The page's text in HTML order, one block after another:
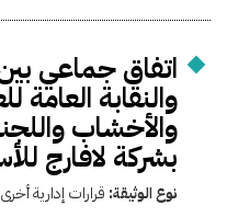
اتفاق جماعي
والنقابة العامة
والأخشاب
بشركة لافارج
نوع الوثيقة: قرارات إدارية أخرى